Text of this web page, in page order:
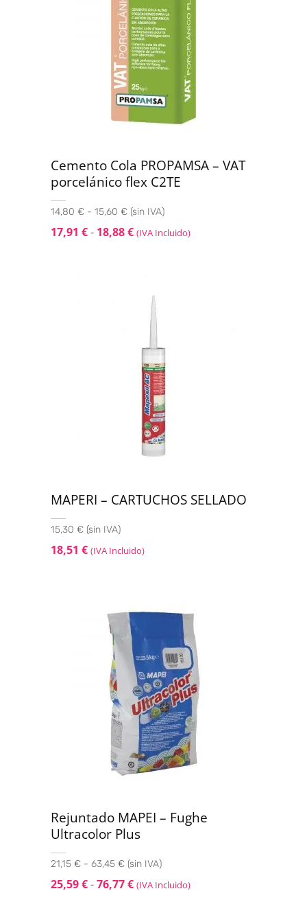
Cemento Cola PROPAMSA – VAT
porcelánico flex C2TE
14,80 € - 15,60 € (sin IVA)
17,91 €- 18,88€ (IVA Incluido)
MAPERI – CARTUCHOS SELLADO
15,30 € (sin IVA)
18,51 € (IVA Incluido)
Rejuntado MAPEI – Fughe
Ultracolor Plus
21,15 € - 63,45 € (sin IVA)
25,59€-76,77€ (IVA Incluido)